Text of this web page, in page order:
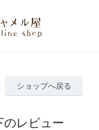
ショップへ戻る
のレビュー